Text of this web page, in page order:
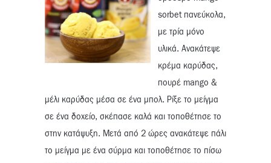
sorbet πανεύκολα,
με τρία μόνο
υλικά. Ανακάτεψε
κρέμα καρύδας,
πουρέ mango &
μέλι καρύδας μέσα σε ένα μπολ. Ρίξε το μείγμα
σε ένα δοχείο, σκέπασε καλά και τοποθέτησε το
στην κατάψυξη. Μετά από 2 ώρες ανακάτεψε πάλι
το μείγμα με ένα σύρμα και τοποθέτησε το πίσω